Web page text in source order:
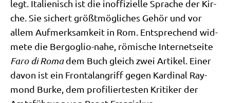
legt. Ita­lie­nisch ist die inof­fi­zi­el­le Spra­che der Kir­
che. Sie sichert größt­mög­li­ches Gehör und vor
allem Auf­merk­sam­keit in Rom. Ent­spre­chend wid­
me­te die Berg­o­glio-nahe, römi­sche Inter­net­sei­te
Faro di Romadem Buch gleich zwei Arti­kel. Einer
davon ist ein Fron­tal­an­griff gegen Kar­di­nal Ray­
mond Bur­ke, dem pro­fi­lier­te­sten Kri­ti­ker der